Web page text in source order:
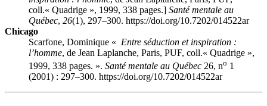
coll.« Quadrige », 1999, 338 pages.] Santé mentale au
Québec, 26(1), 297–300. https://doi.org/10.7202/014522ar
Chicago
Scarfone, Dominique « Entre séduction et inspiration :
l’homme, de Jean Laplanche, Paris, PUF, coll.« Quadrige »,
1999, 338 pages. ». Santé mentale au Québec 26, no 1
(2001) : 297–300. https://doi.org/10.7202/014522ar